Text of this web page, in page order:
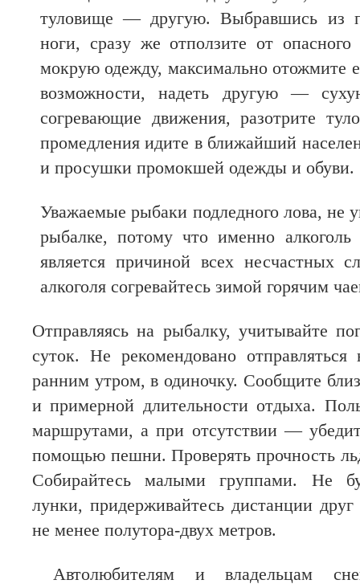
туловище — другую. Выбравшись из
ноги, сразу же отползите от
мокрую одежду, максимально отожмите
возможности, надеть другую —
согревающие движения, разотрите
промедления идите в ближайший
и просушки промокшей одежды и обуви.
Уважаемые рыбаки подледного лова, не
рыбалке, потому что именно алкоголь
является причиной всех несчастных
алкоголя согревайтесь зимой горячим
Отправляясь на рыбалку, учитывайте
суток. Не рекомендовано
ранним утром, в одиночку. Сообщите
и примерной длительности отдыха.
маршрутами, а при отсутствии —
помощью пешни. Проверять прочность
Собирайтесь малыми группами. Не
лунки, придерживайтесь дистанции
не менее полутора-двух метров.
Автолюбителям и владельцам